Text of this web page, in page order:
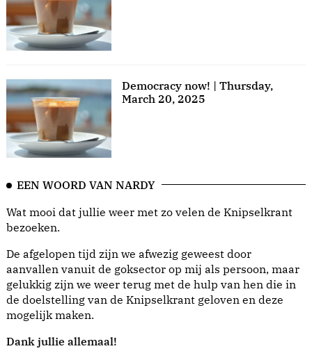
Democracy now! | Thursday,
March 20, 2025
EEN WOORD VAN NARDY
Wat mooi dat jullie weer met zo velen de Knipselkrant
bezoeken.
De afgelopen tijd zijn we afwezig geweest door
aanvallen vanuit de goksector op mij als persoon, maar
gelukkig zijn we weer terug met de hulp van hen die in
de doelstelling van de Knipselkrant geloven en deze
mogelijk maken.
Dank jullie allemaal!